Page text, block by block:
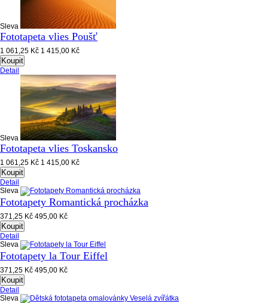
Sleva
Fototapeta vlies Poušť
1 061,25 Kč 1 415,00 Kč
Koupit
Detail
Sleva
Fototapeta vlies Toskansko
1 061,25 Kč 1 415,00 Kč
Koupit
Detail
Sleva
Fototapety Romantická procházka
371,25 Kč 495,00 Kč
Koupit
Detail
Sleva
Fototapety la Tour Eiffel
371,25 Kč 495,00 Kč
Koupit
Detail
Sleva